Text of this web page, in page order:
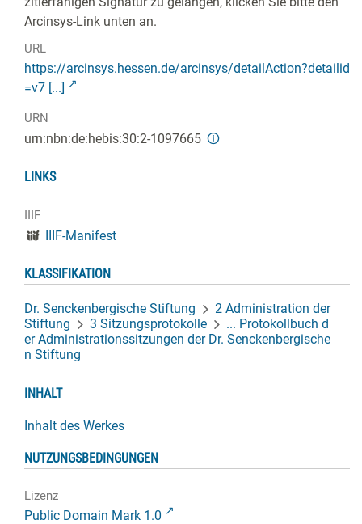
Arcinsys-Link unten an.
URL
https://arcinsys.hessen.de/arcinsys/detailAction?detailid
=v7 [...]
URN
urn:nbn:de:hebis:30:2-1097665
LINKS
IIIF
IIIF-Manifest
KLASSIFIKATION
Dr. Senckenbergische Stiftung
2 Administration der
Stiftung
3 Sitzungsprotokolle
... Protokollbuch d
er Administrationssitzungen der Dr. Senckenbergische
n Stiftung
INHALT
Inhalt des Werkes
NUTZUNGSBEDINGUNGEN
Lizenz
Public Domain Mark 1.0